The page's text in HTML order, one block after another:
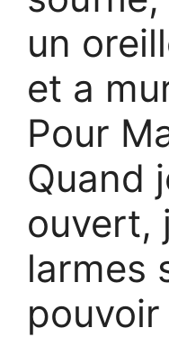
un
et a
Pour
Quand
ouvert,
larmes
pouvoir